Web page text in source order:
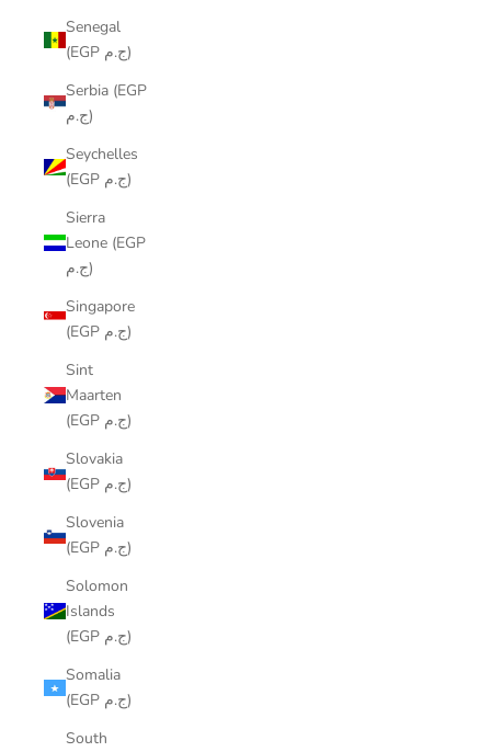
Senegal
(EGP ج.م)
Serbia (EGP
ج.م)
Seychelles
(EGP ج.م)
Sierra
Leone (EGP
ج.م)
Singapore
(EGP ج.م)
Sint
Maarten
(EGP ج.م)
Slovakia
(EGP ج.م)
Slovenia
(EGP ج.م)
Solomon
Islands
(EGP ج.م)
Somalia
(EGP ج.م)
South